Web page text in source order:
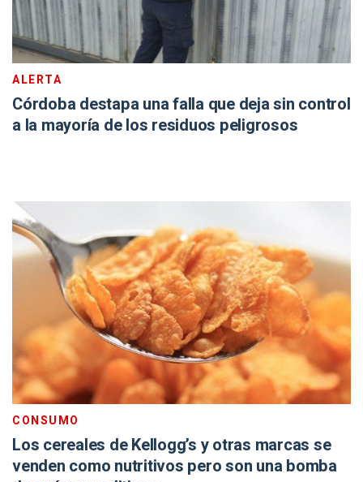
ALERTA
Córdoba destapa una falla que deja sin control
a la mayoría de los residuos peligrosos
CONSUMO
Los cereales de Kellogg’s y otras marcas se
venden como nutritivos pero son una bomba